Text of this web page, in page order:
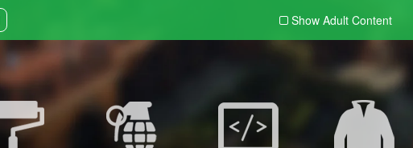
Show Adult Content